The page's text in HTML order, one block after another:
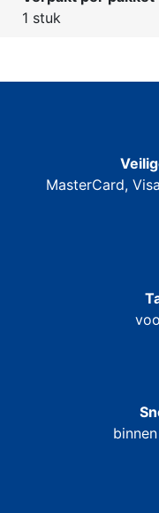
1 stuk
MasterCard,